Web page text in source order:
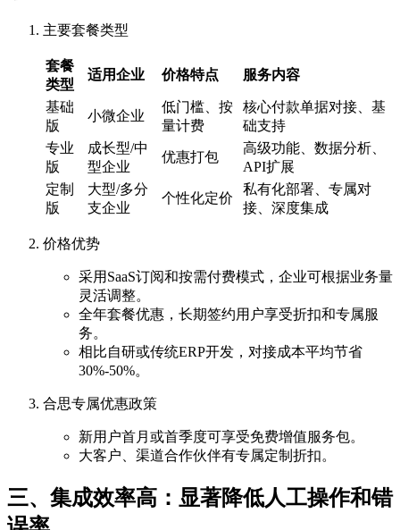
主要套餐类型
套餐
类型
适用企业 价格特点 服务内容
基础
版
小微企业
低门槛、按
量计费
核心付款单据对接、基
础支持
专业
版
成长型/中
型企业
优惠打包
高级功能、数据分析、
API扩展
定制
版
大型/多分
支企业
个性化定价
私有化部署、专属对
接、深度集成
价格优势
采用SaaS订阅和按需付费模式，企业可根据业务量
灵活调整。
全年套餐优惠，长期签约用户享受折扣和专属服
务。
相比自研或传统ERP开发，对接成本平均节省
30%-50%。
合思专属优惠政策
新用户首月或首季度可享受免费增值服务包。
大客户、渠道合作伙伴有专属定制折扣。
三、集成效率高：显著降低人工操作和错